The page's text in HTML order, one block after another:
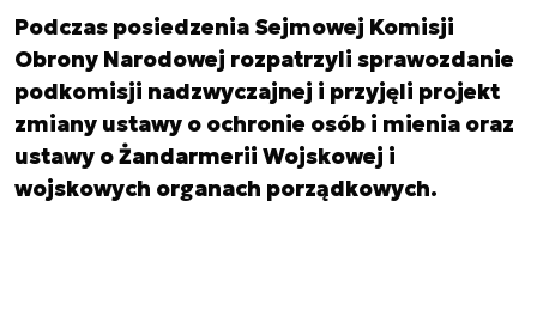
Podczas posiedzenia Sejmowej Komisji
Obrony Narodowej rozpatrzyli sprawozdanie
podkomisji nadzwyczajnej i przyjęli projekt
zmiany ustawy o ochronie osób i mienia oraz
ustawy o Żandarmerii Wojskowej i
wojskowych organach porządkowych.